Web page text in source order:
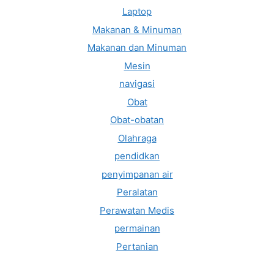
Laptop
Makanan & Minuman
Makanan dan Minuman
Mesin
navigasi
Obat
Obat-obatan
Olahraga
pendidkan
penyimpanan air
Peralatan
Perawatan Medis
permainan
Pertanian